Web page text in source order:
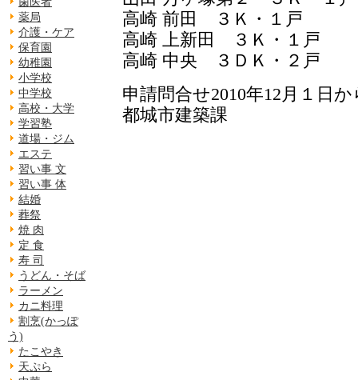
薬局
介護・ケア
保育園
幼稚園
小学校
中学校
高校・大学
学習塾
道場・ジム
エステ
習い事 文
習い事 体
結婚
葬祭
焼 肉
定 食
寿 司
うどん・そば
ラーメン
カニ料理
割烹(かっぽ
う)
たこやき
天ぷら
高崎 前田 ３Ｋ・１戸
高崎 上新田 ３Ｋ・１戸
高崎 中央 ３ＤＫ・２戸
申請問合せ2010年12月１日か
都城市建築課